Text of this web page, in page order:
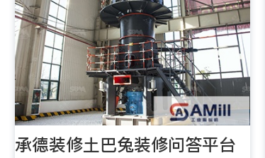
承德装修土巴兔装修问答平台